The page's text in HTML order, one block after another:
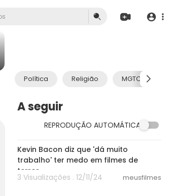
Política Religião MGTOW
A seguir
REPRODUÇÃO AUTOMÁTICA
01:20
Kevin Bacon diz que 'dá muito
trabalho' ter medo em filmes de
terror
3 Visualizações . 12/11/24 meusfilmes